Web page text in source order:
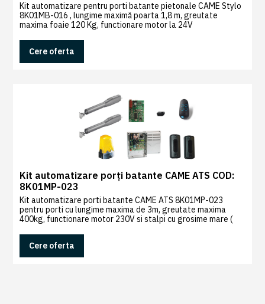
Kit automatizare pentru porti batante pietonale CAME Stylo
8K01MB-016 , lungime maximă poarta 1,8 m, greutate
maxima foaie 120 Kg, functionare motor la 24V
Cere oferta
Kit automatizare porți batante CAME ATS COD:
8K01MP-023
Kit automatizare porti batante CAME ATS 8K01MP-023
pentru porti cu lungime maxima de 3m, greutate maxima
400kg, functionare motor 230V si stalpi cu grosime mare (
Cere oferta